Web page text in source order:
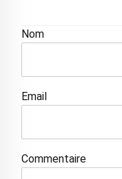
Nom
Email
Commentaire